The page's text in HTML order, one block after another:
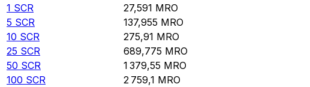
1 SCR 27,591 MRO
5 SCR 137,955 MRO
10 SCR 275,91 MRO
25 SCR 689,775 MRO
50 SCR 1 379,55 MRO
100 SCR 2 759,1 MRO